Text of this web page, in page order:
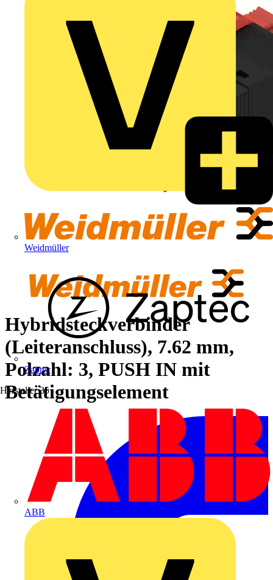
Weidmüller
Zaptec
Hersteller 35
ABB
Hybridsteckverbinder
(Leiteranschluss), 7.62 mm,
Polzahl: 3, PUSH IN mit
Betätigungselement